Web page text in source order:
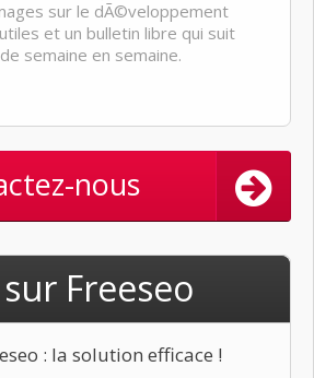
sur le dÃ©veloppement
et un bulletin libre qui suit
semaine en semaine.
nous
Freeseo
: la solution efficace !